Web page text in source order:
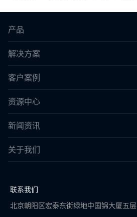
产品
解决方案
客户案例
资源中心
新闻资讯
关于我们
联系我们
北京朝阳区宏泰东街绿地中国锦大厦五层